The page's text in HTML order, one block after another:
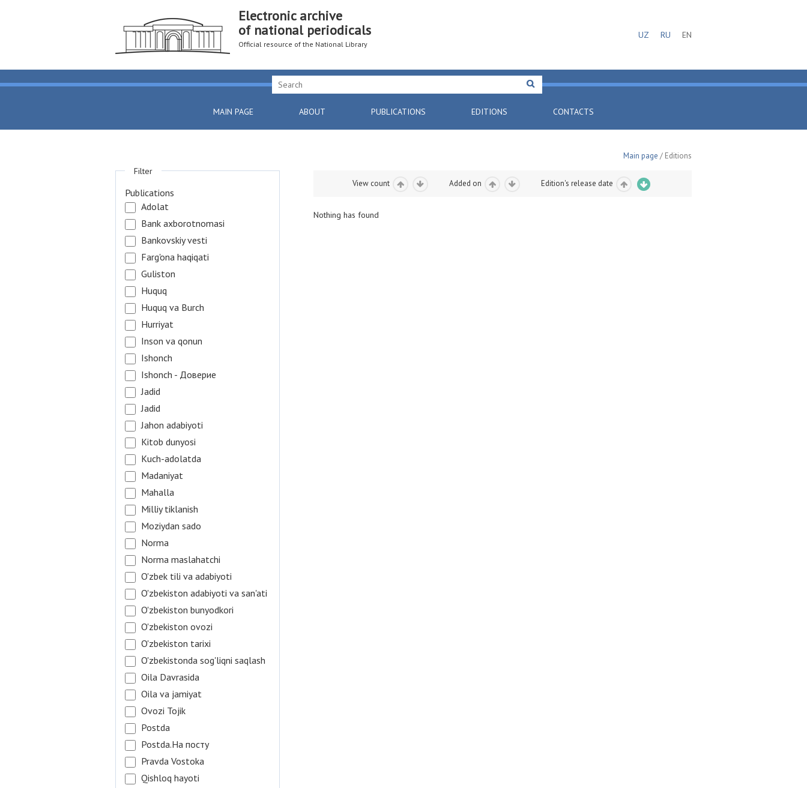
Electronic archive
of national periodicals
Official resource of the National Library
UZ RU EN
MAIN PAGE ABOUT PUBLICATIONS EDITIONS CONTACTS
Main page / Editions
View count Added on Edition's release date
Nothing has found
Filter
Publications
Adolat
Bank axborotnomasi
Bankovskiy vesti
Farg'ona haqiqati
Guliston
Huquq
Huquq va Burch
Hurriyat
Inson va qonun
Ishonch
Ishonch - Доверие
Jadid
Jadid
Jahon adabiyoti
Kitob dunyosi
Kuch-adolatda
Madaniyat
Mahalla
Milliy tiklanish
Moziydan sado
Norma
Norma maslahatchi
O'zbek tili va adabiyoti
O'zbekiston adabiyoti va san'ati
O'zbekiston bunyodkori
O'zbekiston ovozi
O'zbekiston tarixi
O'zbekistonda sog'liqni saqlash
Oila Davrasida
Oila va jamiyat
Ovozi Tojik
Postda
Postda.На посту
Pravda Vostoka
Qishloq hayoti